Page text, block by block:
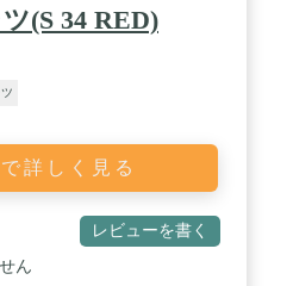
(S 34 RED)
詳しく見る
レビューを書く
ん